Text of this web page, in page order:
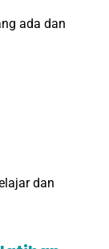
ada dan
dan